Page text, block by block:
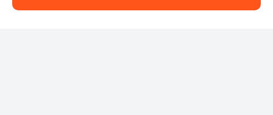
Urheberrechte 2026 © avosmart